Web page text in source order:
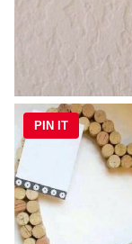
PIN IT